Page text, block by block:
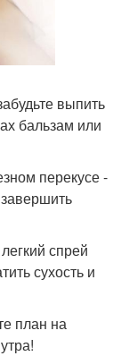
выпить
бальзам или
перекусе -
спрей
сухость и
план на